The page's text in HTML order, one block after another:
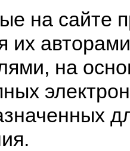
на сайте
их
на